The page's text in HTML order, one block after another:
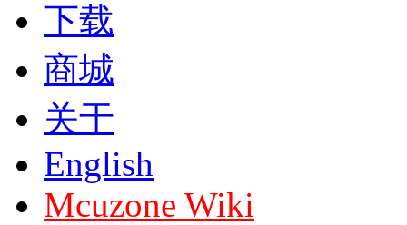
下载
商城
关于
English
Mcuzone Wiki